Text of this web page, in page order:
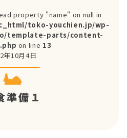
property "name" on null in
toko-youchien.jp/wp-
template-parts/content-
on line 13
年10月4日
準備１